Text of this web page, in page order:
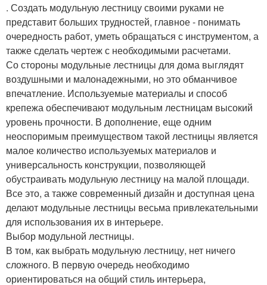
. Создать модульную лестницу своими руками не
представит больших трудностей, главное - понимать
очередность работ, уметь обращаться с инструментом, а
также сделать чертеж с необходимыми расчетами.
Со стороны модульные лестницы для дома выглядят
воздушными и малонадежными, но это обманчивое
впечатление. Используемые материалы и способ
крепежа обеспечивают модульным лестницам высокий
уровень прочности. В дополнение, еще одним
неоспоримым преимуществом такой лестницы является
малое количество используемых материалов и
универсальность конструкции, позволяющей
обустраивать модульную лестницу на малой площади.
Все это, а также современный дизайн и доступная цена
делают модульные лестницы весьма привлекательными
для использования их в интерьере.
Выбор модульной лестницы.
В том, как выбрать модульную лестницу, нет ничего
сложного. В первую очередь необходимо
ориентироваться на общий стиль интерьера,